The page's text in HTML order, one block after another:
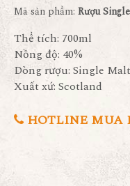
Mã sản phẩm: Rượu
Thể tích: 700ml
Nồng độ: 40%
Dòng rượu: Single Malt
Xuất xứ: Scotland
HOTLINE MUA